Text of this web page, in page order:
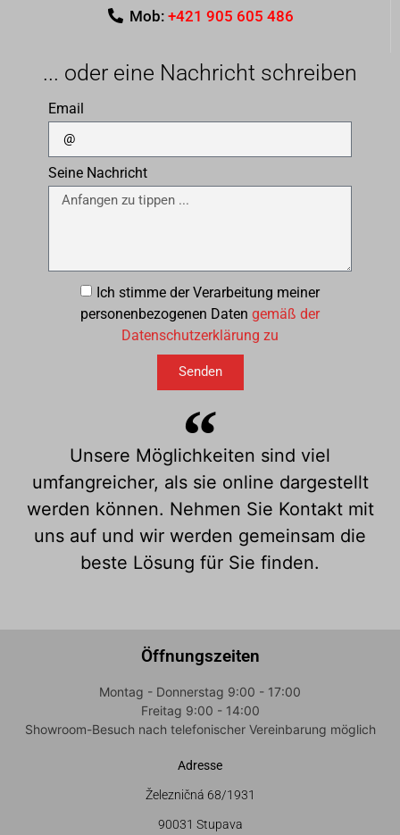
Mob: +421 905 605 486
... oder eine Nachricht schreiben
Email
Seine Nachricht
Ich stimme der Verarbeitung meiner
personenbezogenen Daten gemäß der
Datenschutzerklärung zu
Senden
Unsere Möglichkeiten sind viel
umfangreicher, als sie online dargestellt
werden können. Nehmen Sie Kontakt mit
uns auf und wir werden gemeinsam die
beste Lösung für Sie finden.
Öffnungszeiten
Montag - Donnerstag 9:00 - 17:00
Freitag 9:00 - 14:00
Showroom-Besuch nach telefonischer Vereinbarung möglich
Adresse
Železničná 68/1931
90031 Stupava